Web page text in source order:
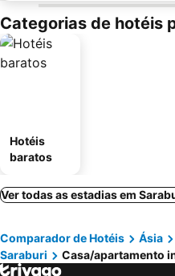
Categorias de hotéis
Hotéis
baratos
Ver todas as estadias em
Comparador de Hotéis Ásia
Saraburi
Casa/apartamento